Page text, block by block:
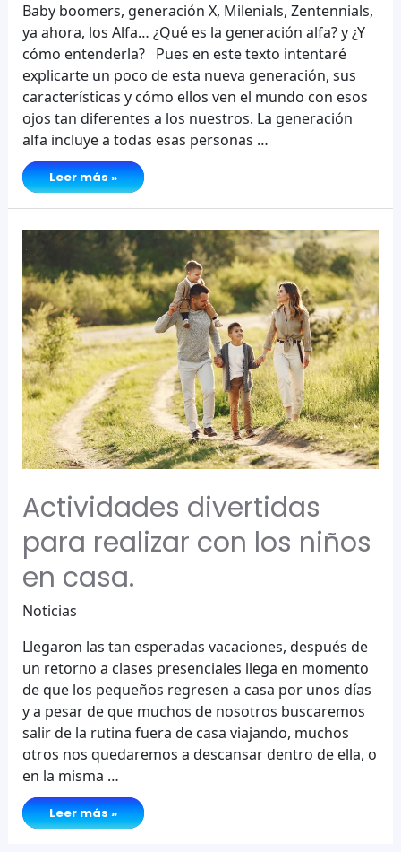
Baby boomers, generación X, Milenials, Zentennials,
ya ahora, los Alfa… ¿Qué es la generación alfa? y ¿Y
cómo entenderla? Pues en este texto intentaré
explicarte un poco de esta nueva generación, sus
características y cómo ellos ven el mundo con esos
ojos tan diferentes a los nuestros. La generación
alfa incluye a todas esas personas …
LA
GENERACIÓN
ALFA
¿QUIÉNES
Y
CUÁLES
CARACTERÍSTICAS?
Leer más »
Actividades divertidas
para realizar con los niños
en casa.
Noticias
Llegaron las tan esperadas vacaciones, después de
un retorno a clases presenciales llega en momento
de que los pequeños regresen a casa por unos días
y a pesar de que muchos de nosotros buscaremos
salir de la rutina fuera de casa viajando, muchos
otros nos quedaremos a descansar dentro de ella, o
en la misma …
Actividades
divertidas
para
Leer más »